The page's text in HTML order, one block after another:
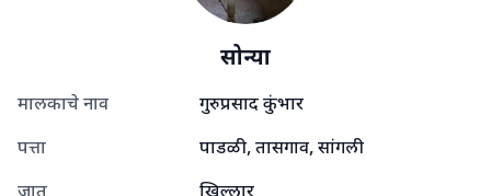
सोन्या
मालकाचे नाव
गुरुप्रसाद कुंभार
पत्ता
पाडळी, तासगाव, सांगली
जात
खिल्लार